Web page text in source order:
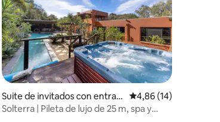
4,95 de 5. 22 evaluaciones
Suite de invitados con entrad
a independiente en Mudjimba
Calificación
4,86 (14)
Solterra | Pileta de lujo de 25 m, spa y